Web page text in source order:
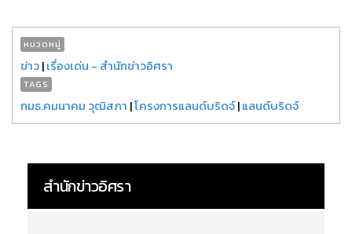
หมวดหมู่
ข่าว|เรื่องเด่น - สำนักข่าวอิศรา
TAGS
กมธ.คมนาคม วุฒิสภา |โครงการแลนด์บริดจ์|แลนด์บริดจ์
สำนักข่าวอิศรา